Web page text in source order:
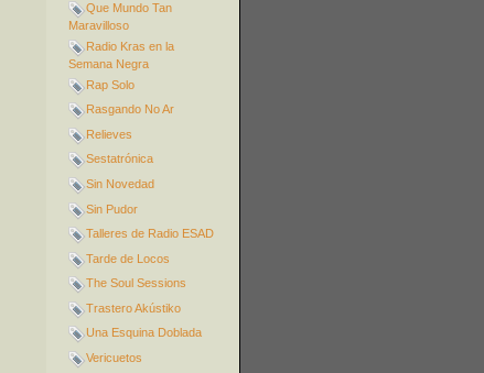
Que Mundo Tan
Maravilloso
Radio Kras en la
Semana Negra
Rap Solo
Rasgando No Ar
Relieves
Sestatrónica
Sin Novedad
Sin Pudor
Talleres de Radio ESAD
Tarde de Locos
The Soul Sessions
Trastero Akústiko
Una Esquina Doblada
Vericuetos